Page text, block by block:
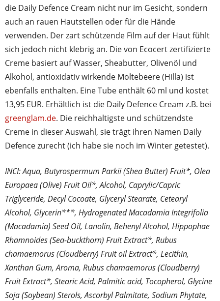
die Daily Defence Cream nicht nur im Gesicht, sondern
auch an rauen Hautstellen oder für die Hände
verwenden. Der zart schützende Film auf der Haut fühlt
sich jedoch nicht klebrig an. Die von Ecocert zertifizierte
Creme basiert auf Wasser, Sheabutter, Olivenöl und
Alkohol, antioxidativ wirkende Moltebeere (Hilla) ist
ebenfalls enthalten. Eine Tube enthält 60 ml und kostet
13,95 EUR. Erhältlich ist die Daily Defence Cream z.B. bei
greenglam.de. Die reichhaltigste und schützendste
Creme in dieser Auswahl, sie trägt ihren Namen Daily
Defence zurecht (ich habe sie noch im Winter getestet).
INCI: Aqua, Butyrospermum Parkii (Shea Butter) Fruit*, Olea
Europaea (Olive) Fruit Oil*, Alcohol, Caprylic/Capric
Triglyceride, Decyl Cocoate, Glyceryl Stearate, Cetearyl
Alcohol, Glycerin***, Hydrogenated Macadamia Integrifolia
(Macadamia) Seed Oil, Lanolin, Behenyl Alcohol, Hippophae
Rhamnoides (Sea-buckthorn) Fruit Extract*, Rubus
chamaemorus (Cloudberry) Fruit oil Extract*, Lecithin,
Xanthan Gum, Aroma, Rubus chamaemorus (Cloudberry)
Fruit Extract*, Stearic Acid, Palmitic acid, Tocopherol, Glycine
Soja (Soybean) Sterols, Ascorbyl Palmitate, Sodium Phytate,